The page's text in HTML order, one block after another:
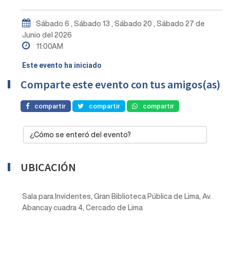
Sábado 6 , Sábado 13 , Sábado 20 , Sábado 27 de
Junio del 2026
11:00AM
Este evento ha iniciado
Comparte este evento con tus amigos(as)
compartir compartir compartir
¿Cómo se enteró del evento?
UBICACIÓN
Sala para Invidentes, Gran Biblioteca Pública de Lima, Av.
Abancay cuadra 4, Cercado de Lima